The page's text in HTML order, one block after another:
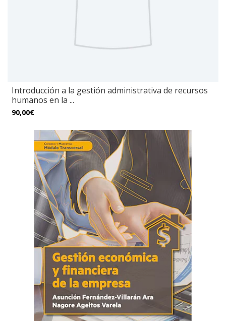
Introducción a la gestión administrativa de recursos
humanos en la ...
90,00€